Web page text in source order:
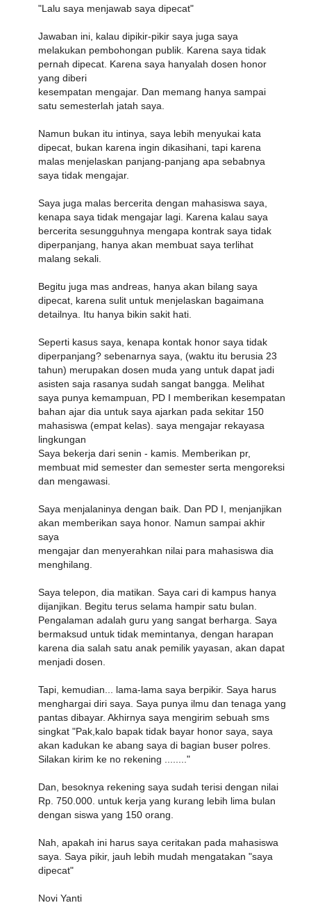
"Lalu saya menjawab saya dipecat"
Jawaban ini, kalau dipikir-pikir saya juga saya
melakukan pembohongan publik. Karena saya tidak
pernah dipecat. Karena saya hanyalah dosen honor
yang diberi
kesempatan mengajar. Dan memang hanya sampai
satu semesterlah jatah saya.
Namun bukan itu intinya, saya lebih menyukai kata
dipecat, bukan karena ingin dikasihani, tapi karena
malas menjelaskan panjang-panjang apa sebabnya
saya tidak mengajar.
Saya juga malas bercerita dengan mahasiswa saya,
kenapa saya tidak mengajar lagi. Karena kalau saya
bercerita sesungguhnya mengapa kontrak saya tidak
diperpanjang, hanya akan membuat saya terlihat
malang sekali.
Begitu juga mas andreas, hanya akan bilang saya
dipecat, karena sulit untuk menjelaskan bagaimana
detailnya. Itu hanya bikin sakit hati.
Seperti kasus saya, kenapa kontak honor saya tidak
diperpanjang? sebenarnya saya, (waktu itu berusia 23
tahun) merupakan dosen muda yang untuk dapat jadi
asisten saja rasanya sudah sangat bangga. Melihat
saya punya kemampuan, PD I memberikan kesempatan
bahan ajar dia untuk saya ajarkan pada sekitar 150
mahasiswa (empat kelas). saya mengajar rekayasa
lingkungan
Saya bekerja dari senin - kamis. Memberikan pr,
membuat mid semester dan semester serta mengoreksi
dan mengawasi.
Saya menjalaninya dengan baik. Dan PD I, menjanjikan
akan memberikan saya honor. Namun sampai akhir
saya
mengajar dan menyerahkan nilai para mahasiswa dia
menghilang.
Saya telepon, dia matikan. Saya cari di kampus hanya
dijanjikan. Begitu terus selama hampir satu bulan.
Pengalaman adalah guru yang sangat berharga. Saya
bermaksud untuk tidak memintanya, dengan harapan
karena dia salah satu anak pemilik yayasan, akan dapat
menjadi dosen.
Tapi, kemudian... lama-lama saya berpikir. Saya harus
menghargai diri saya. Saya punya ilmu dan tenaga yang
pantas dibayar. Akhirnya saya mengirim sebuah sms
singkat "Pak,kalo bapak tidak bayar honor saya, saya
akan kadukan ke abang saya di bagian buser polres.
Silakan kirim ke no rekening ........"
Dan, besoknya rekening saya sudah terisi dengan nilai
Rp. 750.000. untuk kerja yang kurang lebih lima bulan
dengan siswa yang 150 orang.
Nah, apakah ini harus saya ceritakan pada mahasiswa
saya. Saya pikir, jauh lebih mudah mengatakan "saya
dipecat"
Novi Yanti